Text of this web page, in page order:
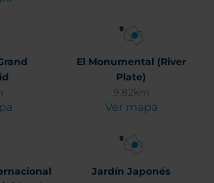
El Monumental (River
Plate)
9.82km
Ver mapa
Jardín Japonés